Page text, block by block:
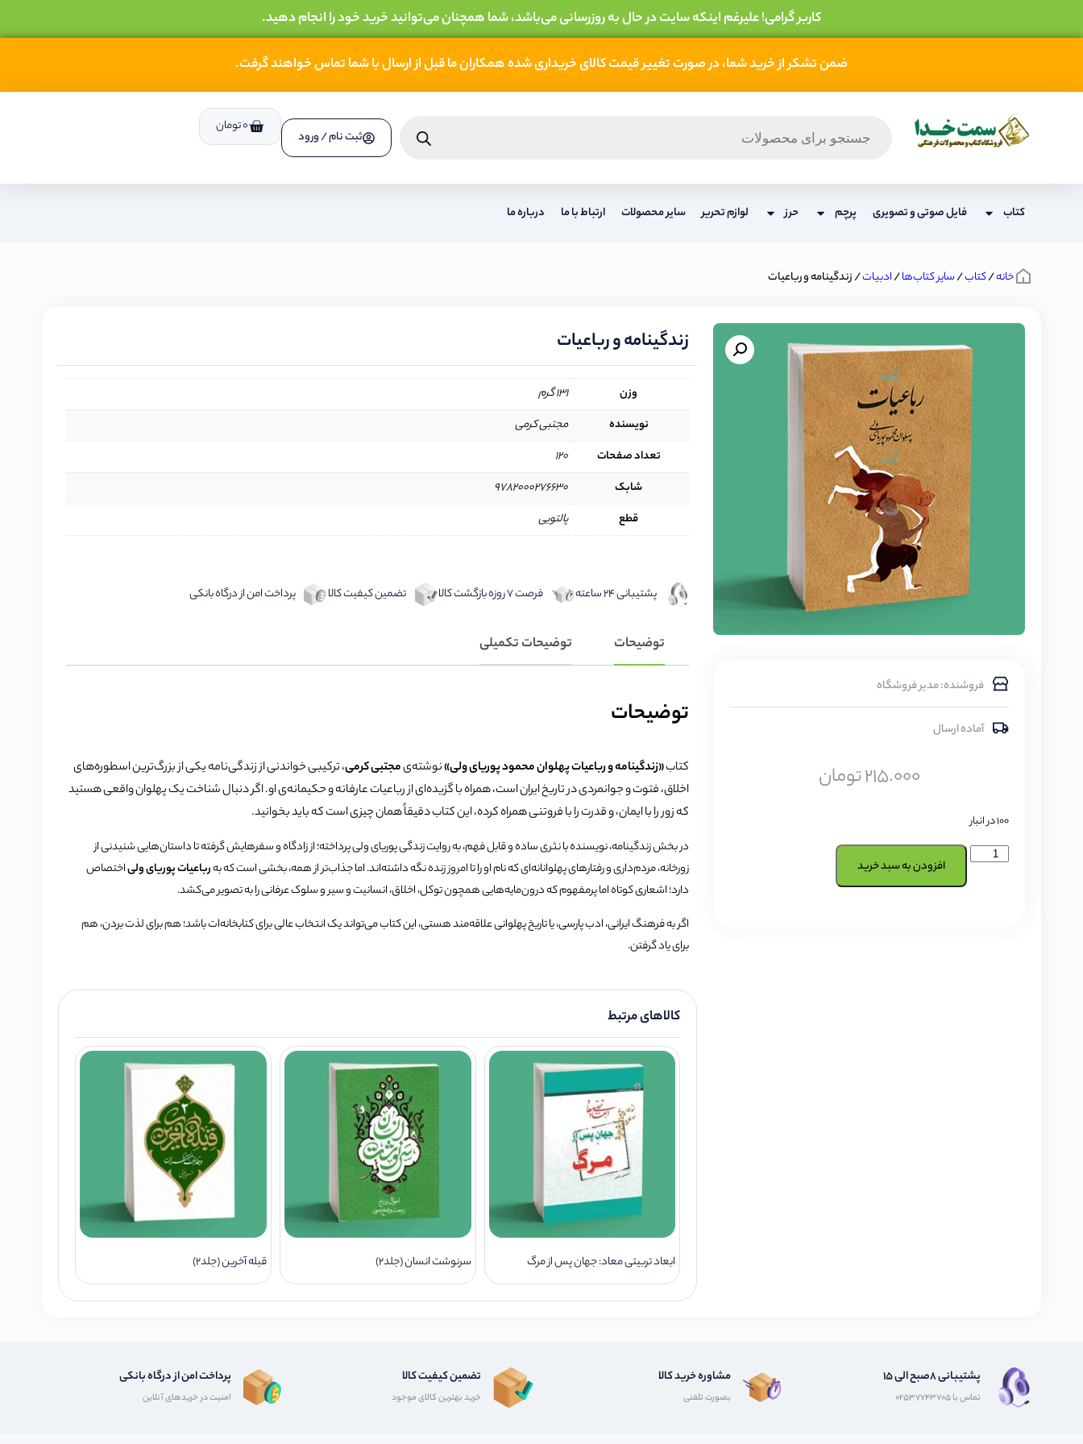
کاربر گرامی! علیرغم اینکه سایت در حال به روزرسانی می‌باشد، شما همچنان می‌توانید خرید خود را انجام دهید.
ضمن تشکر از خرید شما، در صورت تغییر قیمت کالای خریداری شده همکاران ما قبل از ارسال با شما تماس خواهند گرفت.
ثبت نام / ورود
0تومان
کتاب فایل صوتی و تصویری پرچم حرز لوازم تحریر سایر محصولات ارتباط با ما درباره ما
خانه/کتاب/سایر کتاب‌ها/ادبیات/ زندگینامه و رباعیات
فروشنده: مدیر فروشگاه
آماده ارسال
215.000تومان
100 در انبار
افزودن به سبد خرید
زندگینامه و رباعیات
وزن
131 گرم
نویسنده
مجتبی کرمی
تعداد صفحات
120
شابک
9782000276630
قطع
پالتویی
پشتیبانی 24 ساعته فرصت 7 روزه بازگشت کالا تضمین کیفیت کالا پرداخت امن از درگاه بانکی
توضیحات توضیحات تکمیلی
توضیحات
کتاب«زندگینامه و رباعیات پهلوان محمود پوریای ولی»نوشته‌یمجتبی کرمی، ترکیبی خواندنی از زندگی‌نامه یکی از بزرگ‌ترین اسطوره‌های
اخلاق، فتوت و جوانمردی در تاریخ ایران است، همراه با گزیده‌ای از رباعیات عارفانه و حکیمانه‌ی او. اگر دنبال شناخت یک پهلوان واقعی هستید
که زور را با ایمان، و قدرت را با فروتنی همراه کرده، این کتاب دقیقاً همان چیزی است که باید بخوانید.
در بخش زندگینامه، نویسنده با نثری ساده و قابل فهم، به روایت زندگی پوریای ولی پرداخته؛ از زادگاه و سفرهایش گرفته تا داستان‌هایی شنیدنی از
زورخانه، مردم‌داری و رفتارهای پهلوانانه‌ای که نام او را تا امروز زنده نگه داشته‌اند. اما جذاب‌تر از همه، بخشی است که بهرباعیات پوریای ولیاختصاص
دارد؛ اشعاری کوتاه اما پرمفهوم که درون‌مایه‌هایی همچون توکل، اخلاق، انسانیت و سیر و سلوک عرفانی را به تصویر می‌کشد.
اگر به فرهنگ ایرانی، ادب پارسی، یا تاریخ پهلوانی علاقه‌مند هستی، این کتاب می‌تواند یک انتخاب عالی برای کتابخانه‌ات باشد؛ هم برای لذت بردن، هم
برای یاد گرفتن.
کالاهای مرتبط
ابعاد تربیتی معاد: جهان پس از مرگ سرنوشت انسان (جلد2) قبله آخرین (جلد2)
پشتیبانی 8صبح الی 15
تماس با 02537743705
مشاوره خرید کالا
بصورت تلفنی
تضمین کیفیت کالا
خرید بهترین کالای موجود
پرداخت امن از درگاه بانکی
امنیت در خریدهای آنلاین